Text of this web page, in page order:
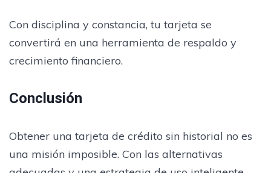
Con disciplina y constancia, tu tarjeta se
convertirá en una herramienta de respaldo y
crecimiento financiero.
Conclusión
Obtener una tarjeta de crédito sin historial no es
una misión imposible. Con las alternativas